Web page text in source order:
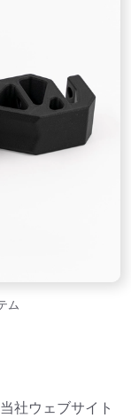
ム
社ウェブサイト